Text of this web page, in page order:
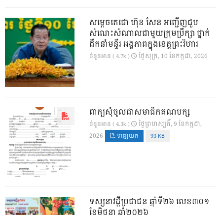
សម្តេចតេជោ ហ៊ុន សែន អញ្ជើញជួប
សំណេះសំណាលជាមួយក្រុមប្រឹក្សា ថ្នាក់
ដឹកនាំមន្ទីរ អង្គភាពក្នុងខេត្តព្រះវិហារ
ចំនួនអាន ( 4.7k ) ថ្ងៃ​សុក្រ, 10 ខែ​កក្កដា, 2026
ពាក្យសុំចូលជាសមាជិកគណបក្ស
ចំនួនអាន ( 4.3k )
ថ្ងៃ​ព្រហស្បតិ៍, 9 ខែ​កក្កដា,
2026
ទាញយក 93 KB
ទស្សនាវដ្ដីប្រជាជន ឆ្នាំទី២៦ លេខ៣០១